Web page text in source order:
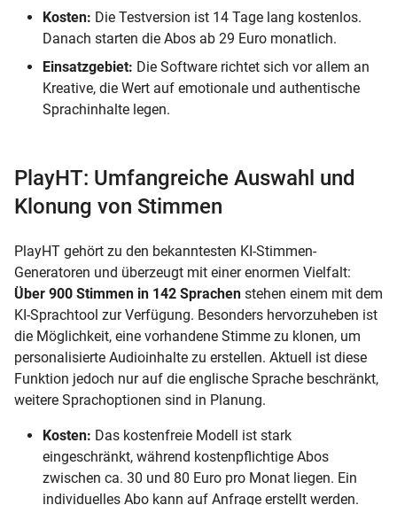
Kosten: Die Testversion ist 14 Tage lang kostenlos.
Danach starten die Abos ab 29 Euro monatlich.
Einsatzgebiet: Die Software richtet sich vor allem an
Kreative, die Wert auf emotionale und authentische
Sprachinhalte legen.
PlayHT: Umfangreiche Auswahl und
Klonung von Stimmen
PlayHT gehört zu den bekanntesten KI-Stimmen-
Generatoren und überzeugt mit einer enormen Vielfalt:
Über 900 Stimmen in 142 Sprachen stehen einem mit dem
KI-Sprachtool zur Verfügung. Besonders hervorzuheben ist
die Möglichkeit, eine vorhandene Stimme zu klonen, um
personalisierte Audioinhalte zu erstellen. Aktuell ist diese
Funktion jedoch nur auf die englische Sprache beschränkt,
weitere Sprachoptionen sind in Planung.
Kosten: Das kostenfreie Modell ist stark
eingeschränkt, während kostenpflichtige Abos
zwischen ca. 30 und 80 Euro pro Monat liegen. Ein
individuelles Abo kann auf Anfrage erstellt werden.